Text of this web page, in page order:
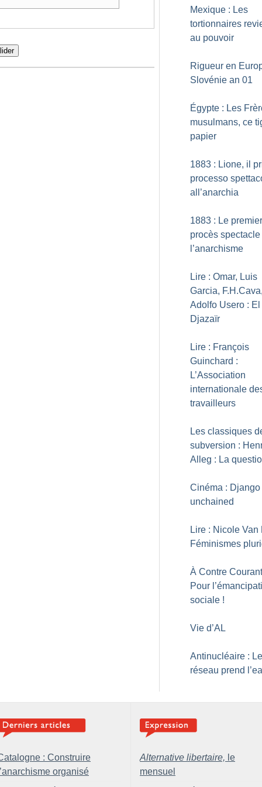
Mexique : Les
tortionnaires
au pouvoir
Rigueur en
Slovénie an 01
Égypte : Les
musulmans, ce
papier
1883 : Lione, il
processo
all’anarchia
1883 : Le premier
procès spectacle
l’anarchisme
Lire : Omar, Luis
Garcia, F.H.Cava,
Adolfo Usero : El
Djazaïr
Lire : François
Guinchard :
L’Association
internationale
travailleurs
Les classiques
subversion :
Alleg : La
Cinéma : Django
unchained
Lire : Nicole Van
Féminismes
À Contre
Pour
sociale !
Vie d’AL
Antinucléaire : Le
réseau prend
: Construire
organisé
Alternative libertaire, le
mensuel